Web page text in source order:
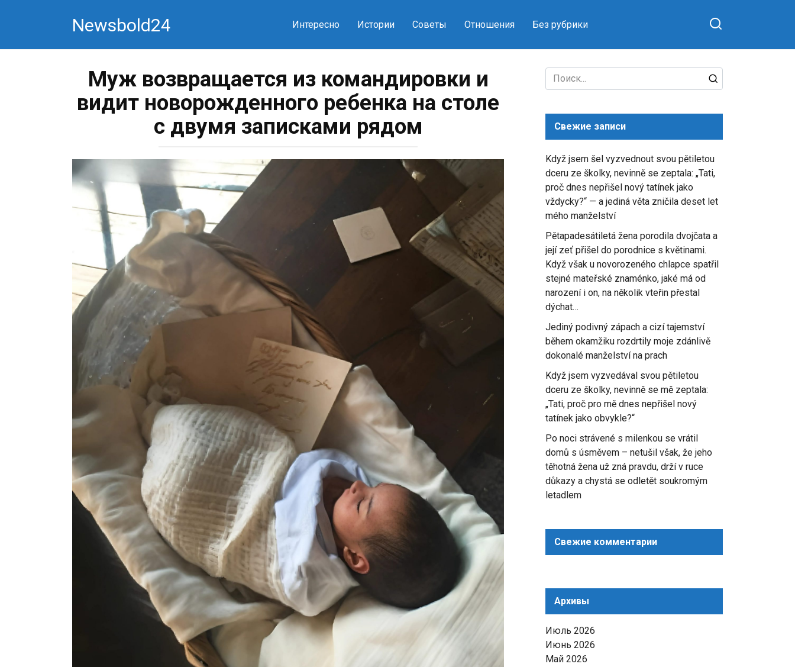
Newsbold24 Интересно Истории Советы Отношения Без рубрики
Муж возвращается из командировки и
видит новорожденного ребенка на столе
с двумя записками рядом
Search
for:
Свежие записи
Když jsem šel vyzvednout svou pětiletou
dceru ze školky, nevinně se zeptala: „Tati,
proč dnes nepřišel nový tatínek jako
vždycky?“ — a jediná věta zničila deset let
mého manželství
Pětapadesátiletá žena porodila dvojčata a
její zeť přišel do porodnice s květinami.
Když však u novorozeného chlapce spatřil
stejné mateřské znaménko, jaké má od
narození i on, na několik vteřin přestal
dýchat…
Jediný podivný zápach a cizí tajemství
během okamžiku rozdrtily moje zdánlivě
dokonalé manželství na prach
Když jsem vyzvedával svou pětiletou
dceru ze školky, nevinně se mě zeptala:
„Tati, proč pro mě dnes nepřišel nový
tatínek jako obvykle?“
Po noci strávené s milenkou se vrátil
domů s úsměvem – netušil však, že jeho
těhotná žena už zná pravdu, drží v ruce
důkazy a chystá se odletět soukromým
letadlem
Свежие комментарии
Архивы
Июль 2026
Июнь 2026
Май 2026